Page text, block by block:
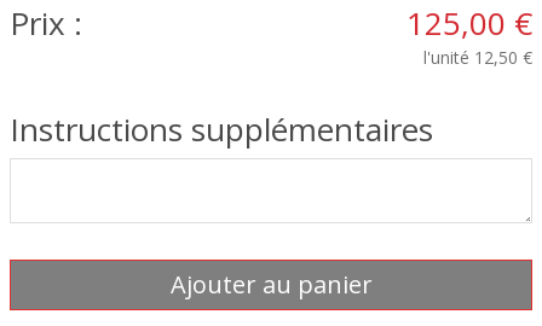
Prix : 125,00 €
l'unité 12,50 €
Instructions supplémentaires